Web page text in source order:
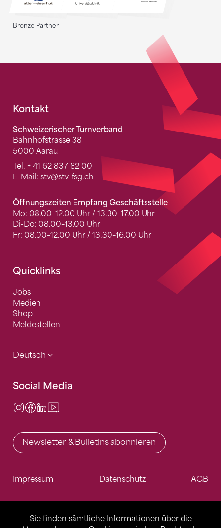
Sie finden sämtliche Informationen über die
Bronze Partner
Fusszeile
Kontakt
Schweizerischer Turnverband
Bahnhofstrasse 38
5000 Aarau
Tel. + 41 62 837 82 00
E-Mail: stv@stv-fsg.ch
Öffnungszeiten Empfang Geschäftsstelle
Mo: 08.00–12.00 Uhr / 13.30–17.00 Uhr
Di-Do: 08.00–13.00 Uhr
Fr: 08.00–12.00 Uhr / 13.30–16.00 Uhr
Quicklinks
Jobs
Medien
Shop
Meldestellen
Deutsch
Social Media
Instagram
Facebook
LinkedIn
Newsletter & Bulletins abonnieren
Impressum Datenschutz AGB